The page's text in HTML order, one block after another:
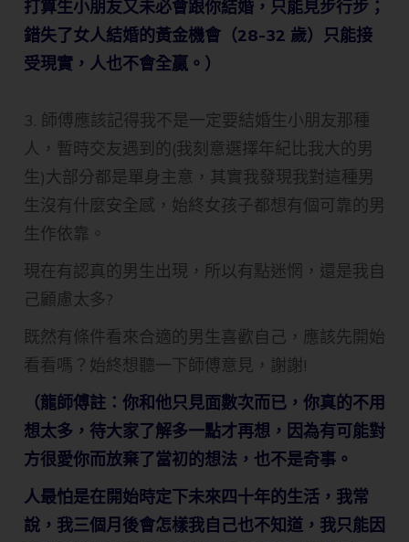
打算生小朋友又未必會跟你結婚，只能見步行步；
錯失了女人結婚的黃金機會（28-32 歲）只能接
受現實，人也不會全贏。）
3. 師傅應該記得我不是一定要結婚生小朋友那種
人，暫時交友遇到的(我刻意選擇年紀比我大的男
生)大部分都是單身主意，其實我發現我對這種男
生沒有什麼安全感，始終女孩子都想有個可靠的男
生作依靠。
現在有認真的男生出現，所以有點迷惘，還是我自
己顧慮太多?
既然有條件看來合適的男生喜歡自己，應該先開始
看看嗎？始終想聽一下師傅意見，謝謝!
（龍師傅註：你和他只見面數次而已，你真的不用
想太多，待大家了解多一點才再想，因為有可能對
方很愛你而放棄了當初的想法，也不是奇事。
人最怕是在開始時定下未來四十年的生活，我常
說，我三個月後會怎樣我自己也不知道，我只能因